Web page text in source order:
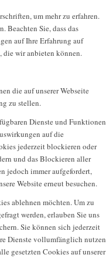
um mehr zu erfahren.
Beachten Sie, dass das
auf Ihre Erfahrung auf
die wir anbieten können.
die auf unserer Webseite
zu stellen.
Dienste und Funktionen
auf die
jederzeit blockieren oder
und das Blockieren aller
jedoch immer aufgefordert,
Website erneut besuchen.
ablehnen möchten. Um zu
werden, erlauben Sie uns
Sie können sich jederzeit
Dienste vollumfänglich nutzen
gesetzten Cookies auf unserer